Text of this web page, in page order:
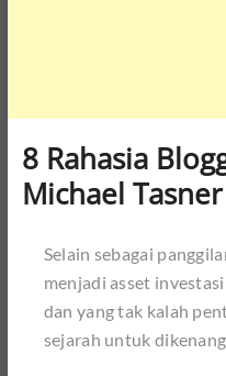
8 Rahasia
Michael Tasner
Selain sebagai
menjadi asset
dan yang tak kalah
sejarah untuk